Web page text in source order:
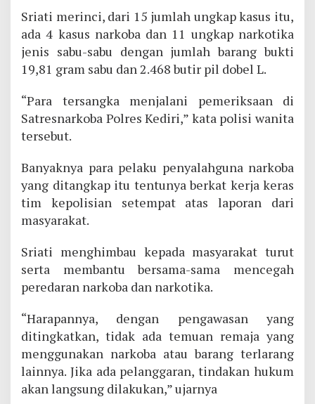
Sriati merinci, dari 15 jumlah ungkap kasus itu,
ada 4 kasus narkoba dan 11 ungkap narkotika
jenis sabu-sabu dengan jumlah barang bukti
19,81 gram sabu dan 2.468 butir pil dobel L.
“Para tersangka menjalani pemeriksaan di
Satresnarkoba Polres Kediri,” kata polisi wanita
tersebut.
Banyaknya para pelaku penyalahguna narkoba
yang ditangkap itu tentunya berkat kerja keras
tim kepolisian setempat atas laporan dari
masyarakat.
Sriati menghimbau kepada masyarakat turut
serta membantu bersama-sama mencegah
peredaran narkoba dan narkotika.
“Harapannya, dengan pengawasan yang
ditingkatkan, tidak ada temuan remaja yang
menggunakan narkoba atau barang terlarang
lainnya. Jika ada pelanggaran, tindakan hukum
akan langsung dilakukan,” ujarnya